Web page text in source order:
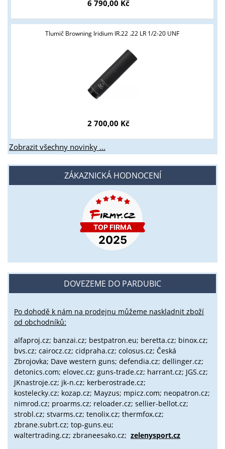
6 790,00 Kč
Tlumič Browning Iridium IR.22 .22 LR 1/2-20 UNF
2 700,00 Kč
Zobrazit všechny novinky ...
ZÁKAZNICKÁ HODNOCENÍ
DOVEZEME DO PARDUBIC
Po dohodě k nám na prodejnu můžeme naskladnit zboží
od obchodníků:
alfaproj.cz; banzai.cz; bestpatron.eu; beretta.cz; binox.cz;
bvs.cz; cairocz.cz; cidpraha.cz; colosus.cz; Česká
Zbrojovka; Dave western guns; defendia.cz; dellinger.cz;
detonics.com; elovec.cz; guns-trade.cz; harrant.cz; JGS.cz;
JKnastroje.cz; jk-n.cz; kerberostrade.cz;
kostelecky.cz; kozap.cz; Mayzus; mpicz.com; neopatron.cz;
nimrod.cz; proarms.cz; reloader.cz; sellier-bellot.cz;
strobl.cz; stvarms.cz; tenolix.cz; thermfox.cz;
zbrane.subrt.cz; top-guns.eu;
waltertrading.cz; zbraneesako.cz; zelenysport.cz